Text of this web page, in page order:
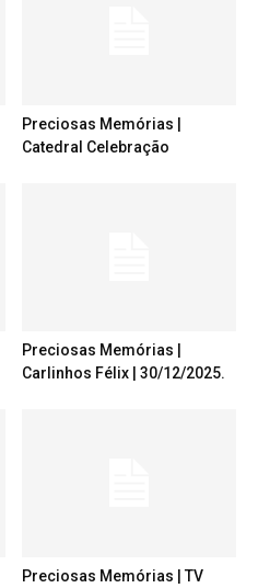
Preciosas Memórias |
Catedral Celebração
Preciosas Memórias |
Carlinhos Félix | 30/12/2025.
Preciosas Memórias | TV